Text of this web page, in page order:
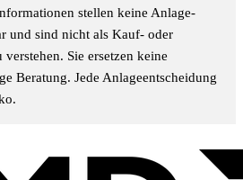
stellen keine Anlage-
und sind nicht als Kauf- oder
Sie ersetzen keine
Beratung. Jede Anlageentscheidung